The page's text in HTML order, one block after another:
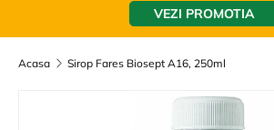
VEZI PROMOTIA
Acasa Sirop Fares Biosept A16, 250ml